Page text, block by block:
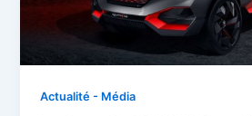
Actualité - Média